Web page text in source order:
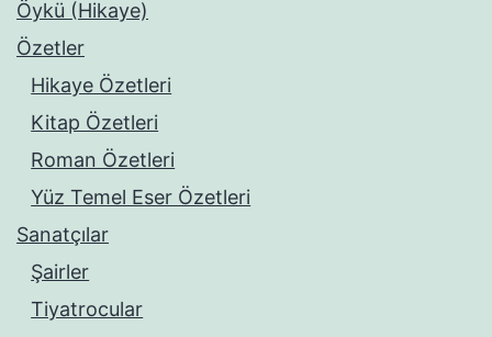
Öykü (Hikaye)
Özetler
Hikaye Özetleri
Kitap Özetleri
Roman Özetleri
Yüz Temel Eser Özetleri
Sanatçılar
Şairler
Tiyatrocular